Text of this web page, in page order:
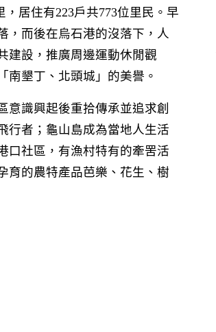
居住有223戶共773位里民。早
，而後在烏石港的沒落下，人
建設，推廣周邊運動休閒觀
南墾丁、北頭城」的美譽。
意識興起後重拾傳承並追求創
行者；龜山島成為當地人生活
口社區，有漁村特有的牽罟活
育的農特產品芭樂、花生、樹